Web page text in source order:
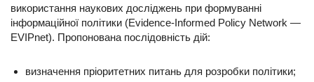
використання наукових досліджень при формуванні
інформаційної політики (Evidence-Informed Policy Network —
EVIPnet). Пропонована послідовність дій:
визначення пріоритетних питань для розробки політики;